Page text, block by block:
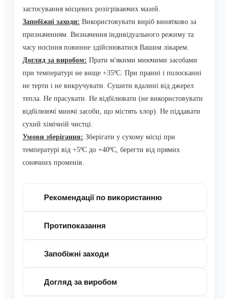
застосування місцевих розігріваючих мазей.
Запобіжні заходи: Використовувати виріб винятково за
призначенням. Визначення індивідуального режиму та
часу носіння повинне здійснюватися Вашим лікарем.
Догляд за виробом: Прати м'якими миючими засобами
при температурі не вище +35ºС. При пранні і полосканні
не терти і не викручувати. Сушити вдалині від джерел
тепла. Не прасувати. Не відбілювати (не використовувати
відбілюючі миючі засоби, що містять хлор). Не піддавати
сухий хімічній чистці.
Умови зберігання: Зберігати у сухому місці при
температурі від +5ºС до +40ºС, берегти від прямих
сонячних променів.
Рекомендації по використанню
Протипоказання
Запобіжні заходи
Догляд за виробом